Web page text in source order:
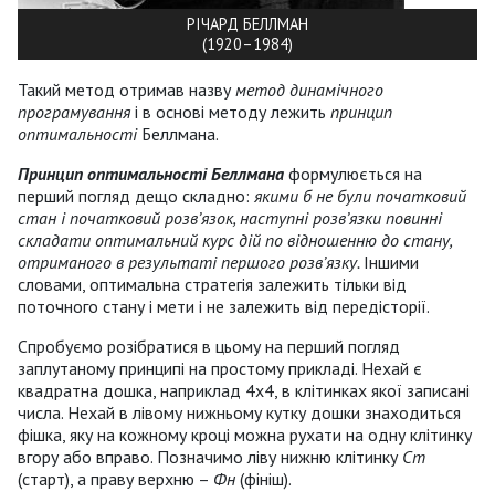
РІЧАРД БЕЛЛМАН
(1920–1984)
Такий метод отримав назвуметод динамічного
програмуванняі в основі методу лежить принцип
оптимальностіБеллмана.
Принцип оптимальності Беллмана формулюється на
перший погляд дещо складно: якими б не були початковий
стан і початковий розв’язок, наступні розв’язки повинні
складати оптимальний курс дій по відношенню до стану,
отриманого в результаті першого розв’язку. Іншими
словами, оптимальна стратегія залежить тільки від
поточного стану і мети і не залежить від передісторії.
Спробуємо розібратися в цьому на перший погляд
заплутаному принципі на простому прикладі. Нехай є
квадратна дошка, наприклад 4x4, в клітинках якої записані
числа. Нехай в лівому нижньому кутку дошки знаходиться
фішка, яку на кожному кроці можна рухати на одну клітинку
вгору або вправо. Позначимо ліву нижню клітинку Ст
(старт), а праву верхню – Фн (фініш).